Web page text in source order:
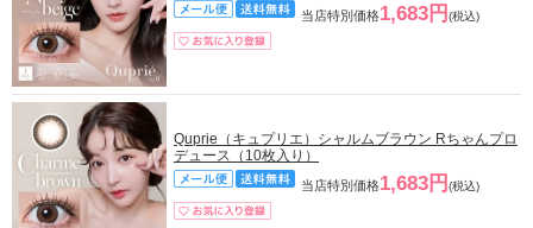
当店特別価格1,683円 (税込)
Quprie（キュプリエ）シャルムブラウン Rちゃんプロ
デュース（10枚入り）
当店特別価格1,683円 (税込)